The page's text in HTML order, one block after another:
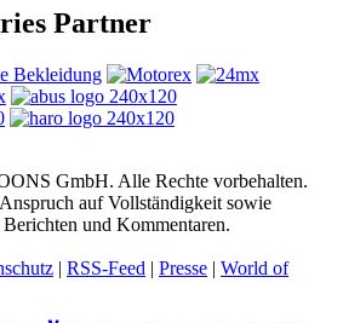
Partner
GmbH. Alle Rechte vorbehalten.
auf Vollständigkeit sowie
und Kommentaren.
| RSS-Feed | Presse | World of